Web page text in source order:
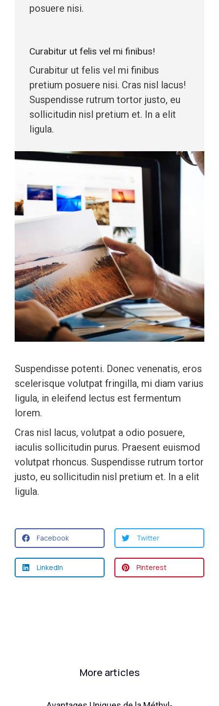
posuere nisi.
Curabitur ut felis vel mi finibus!
Curabitur ut felis vel mi finibus
pretium posuere nisi. Cras nisl lacus!
Suspendisse rutrum tortor justo, eu
sollicitudin nisl pretium et. In a elit
ligula.
Suspendisse potenti. Donec venenatis, eros
scelerisque volutpat fringilla, mi diam varius
ligula, in eleifend lectus est fermentum
lorem.
Cras nisl lacus, volutpat a odio posuere,
iaculis sollicitudin purus. Praesent euismod
volutpat rhoncus. Suspendisse rutrum tortor
justo, eu sollicitudin nisl pretium et. In a elit
ligula.
Facebook Twitter
LinkedIn Pinterest
More articles